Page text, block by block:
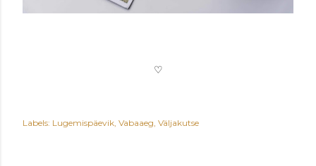
♡
Labels: Lugemispäevik Vabaaeg Väljakutse